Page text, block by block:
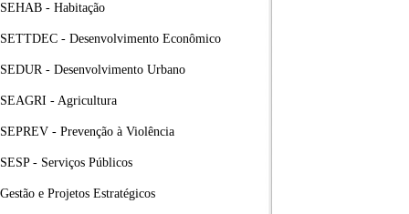
SEHAB - Habitação
SETTDEC - Desenvolvimento Econômico
SEDUR - Desenvolvimento Urbano
SEAGRI - Agricultura
SEPREV - Prevenção à Violência
SESP - Serviços Públicos
Gestão e Projetos Estratégicos